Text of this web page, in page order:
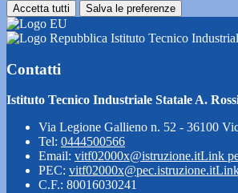
Accetta tutti Salva le preferenze
Istituto Tecnico
Contatti
Istituto Tecnico Industriale Statale A.
Via Legione Gallieno n. 52 - 36100
Tel: 0444500566
Email: vitf02000x@istruzione.itLink
PEC: vitf02000x@pec.istruzione.it
C.F.: 80016030241